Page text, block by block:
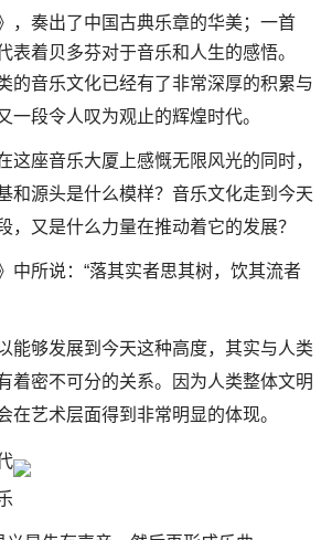
，奏出了中国古典乐章的华美；一首
表着贝多芬对于音乐和人生的感悟。
的音乐文化已经有了非常深厚的积累与
一段令人叹为观止的辉煌时代。
这座音乐大厦上感慨无限风光的同时，
和源头是什么模样？音乐文化走到今天
，又是什么力量在推动着它的发展？
中所说：“落其实者思其树，饮其流者
能够发展到今天这种高度，其实与人类
着密不可分的关系。因为人类整体文明
在艺术层面得到非常明显的体现。